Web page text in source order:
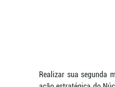
Realizar sua segunda